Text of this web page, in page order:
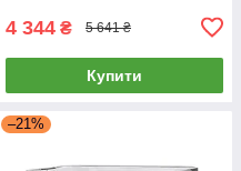
4 344 ₴ 5 641 ₴
Купити
–21%